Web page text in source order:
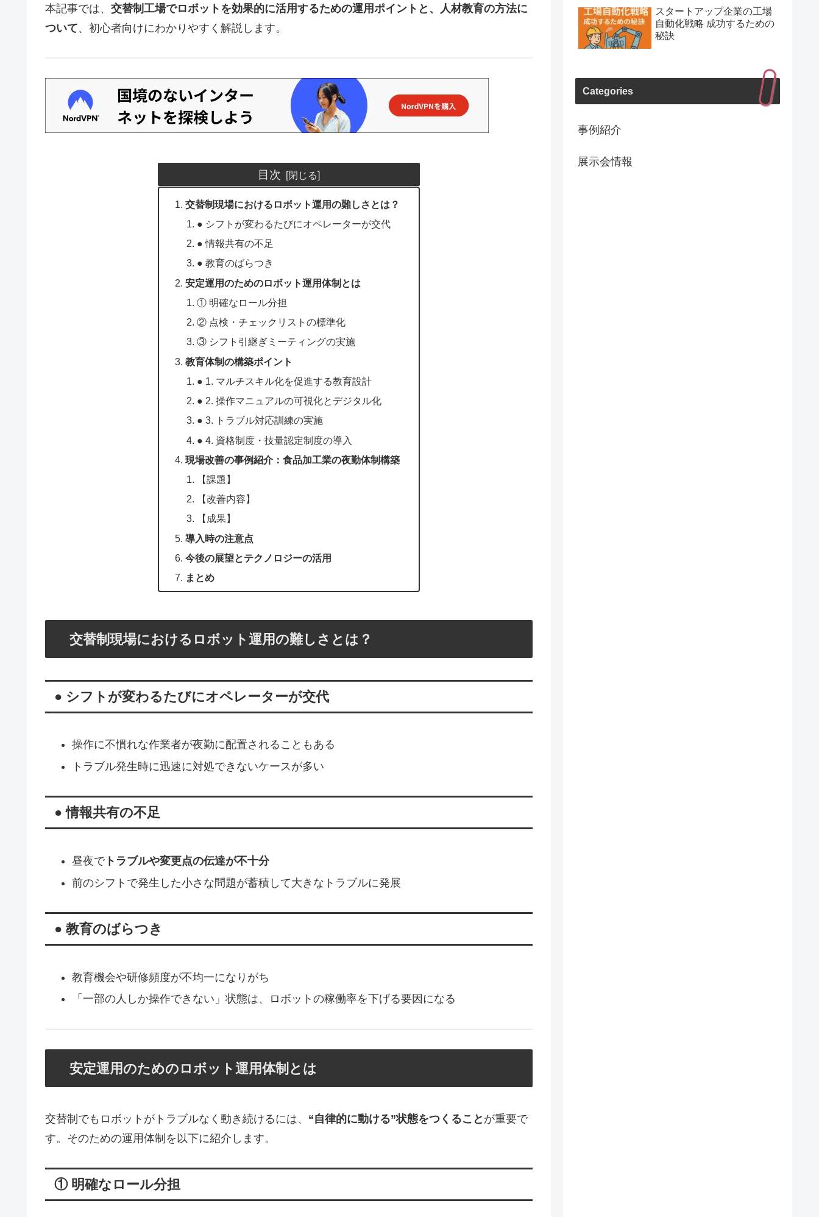
本記事では、 交替制工場でロボットを効果的に活用するための運用ポイントと、人材教育の方法に
ついて、初心者向けにわかりやすく解説します。
目次
交替制現場におけるロボット運用の難しさとは？
● シフトが変わるたびにオペレーターが交代
● 情報共有の不足
● 教育のばらつき
安定運用のためのロボット運用体制とは
① 明確なロール分担
② 点検・チェックリストの標準化
③ シフト引継ぎミーティングの実施
教育体制の構築ポイント
● 1. マルチスキル化を促進する教育設計
● 2. 操作マニュアルの可視化とデジタル化
● 3. トラブル対応訓練の実施
● 4. 資格制度・技量認定制度の導入
現場改善の事例紹介：食品加工業の夜勤体制構築
【課題】
【改善内容】
【成果】
導入時の注意点
今後の展望とテクノロジーの活用
まとめ
交替制現場におけるロボット運用の難しさとは？
● シフトが変わるたびにオペレーターが交代
操作に不慣れな作業者が夜勤に配置されることもある
トラブル発生時に迅速に対処できないケースが多い
● 情報共有の不足
昼夜でトラブルや変更点の伝達が不十分
前のシフトで発生した小さな問題が蓄積して大きなトラブルに発展
● 教育のばらつき
教育機会や研修頻度が不均一になりがち
「一部の人しか操作できない」状態は、ロボットの稼働率を下げる要因になる
安定運用のためのロボット運用体制とは
交替制でもロボットがトラブルなく動き続けるには、 “自律的に動ける”状態をつくること が重要で
す。そのための運用体制を以下に紹介します。
① 明確なロール分担
スタートアップ企業の工場
自動化戦略 成功するための
秘訣
Categories
事例紹介
展示会情報